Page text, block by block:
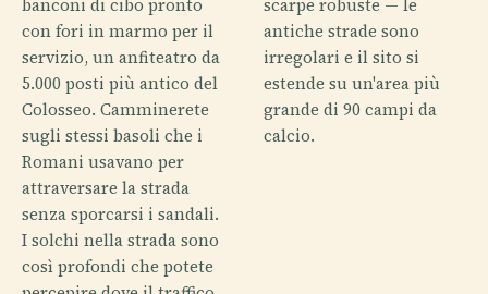
banconi di cibo pronto
con fori in marmo per il
servizio, un anfiteatro da
5.000 posti più antico del
Colosseo. Camminerete
sugli stessi basoli che i
Romani usavano per
attraversare la strada
senza sporcarsi i sandali.
I solchi nella strada sono
così profondi che potete
scarpe robuste — le
antiche strade sono
irregolari e il sito si
estende su un'area più
grande di 90 campi da
calcio.